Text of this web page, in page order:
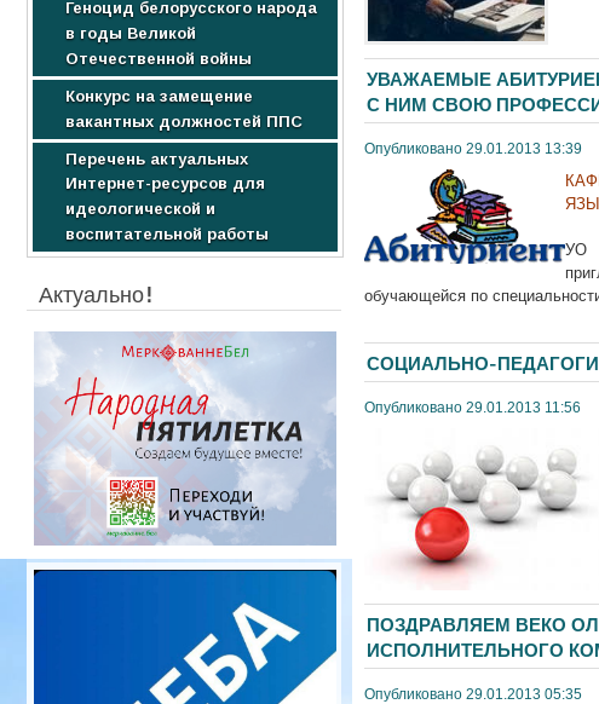
Научные издания
Студентам
Образовательные услуги
Стоимость обучения
Геноцид белорусского народа
в годы Великой
Отечественной войны
Конкурс на замещение
вакантных должностей ППС
Перечень актуальных
Интернет-ресурсов для
идеологической и
воспитательной работы
Актуально!
УВАЖАЕМЫЕ
С НИМ СВОЮ
Опубликовано 29.01.2013 13:39
УО
обучающейся по
СОЦИАЛЬНО-
Опубликовано 29.01.2013 11:56
ПОЗДРАВЛЯЕМ ВЕКО
ИСПОЛНИТЕЛЬНОГО
Опубликовано 29.01.2013 05:35